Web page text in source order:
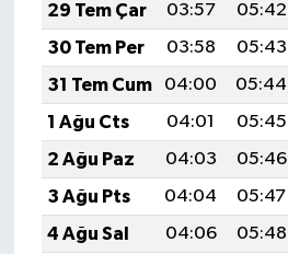
29 Tem Çar
03:57 05:42
30 Tem Per
03:58 05:43
31 Tem Cum
04:00 05:44
1 Ağu Cts
04:01 05:45
2 Ağu Paz
04:03 05:46
3 Ağu Pts
04:04 05:47
4 Ağu Sal
04:06 05:48